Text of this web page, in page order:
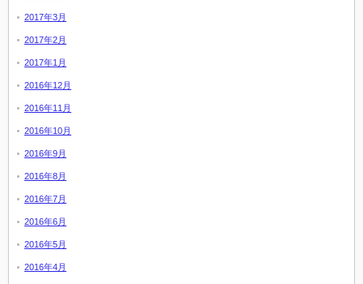
2017年3月
2017年2月
2017年1月
2016年12月
2016年11月
2016年10月
2016年9月
2016年8月
2016年7月
2016年6月
2016年5月
2016年4月